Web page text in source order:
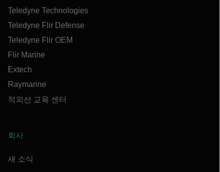
Teledyne Technologies
Teledyne Flir Defense
Teledyne Flir OEM
Flir Marine
Extech
Raymarine
적외선 교육 센터
회사
새 소식